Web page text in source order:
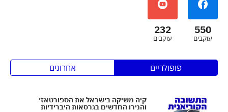
550
עוקבים
232
עוקבים
פופולריים אחרונים
קיה משיקה בישראל את הספורטאז׳
והנירו החדשים בגרסאות היברידיות